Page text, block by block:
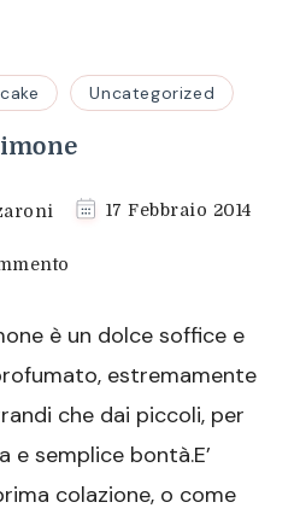
Uncategorized
17 Febbraio 2014
limone
è un dolce soffice e
estremamente
che dai piccoli, per
e semplice bontà.E’
colazione, o come